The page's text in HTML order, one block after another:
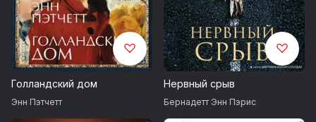
Голландский дом
Энн Пэтчетт
Нервный срыв
Бернадетт Энн Пэрис